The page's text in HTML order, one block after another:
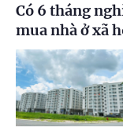
Có 6 tháng
mua nhà ở xã